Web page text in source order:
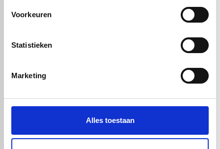
Voorkeuren
Statistieken
Marketing
Alles toestaan